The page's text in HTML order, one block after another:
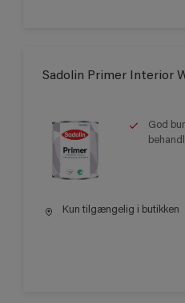
Sadolin Primer Interior
God
Kun tilgængelig i butikken